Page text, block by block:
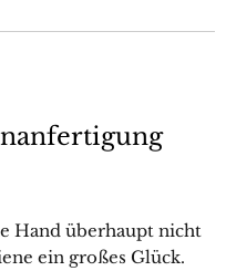
Hand überhaupt nicht
ein großes Glück.